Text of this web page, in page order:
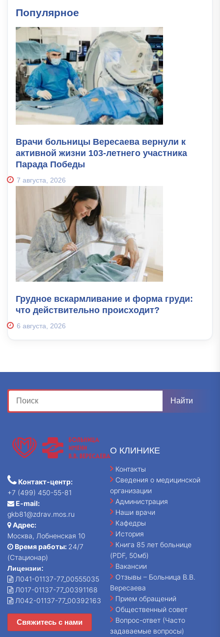
Популярное
Врачи больницы Вересаева вернули к
активной жизни 103-летнего участника
Парада Победы
7 августа, 2026
Грудное вскармливание и форма груди:
что действительно происходит?
6 августа, 2026
Контакт-центр:
+7 (499) 450-55-81
E-mail:
gkb81@zdrav.mos.ru
Адрес:
Москва, Лобненская 10
Время работы: 24/7
(Стационар)
Лицензии:
Л041-01137-77_00555035
Л017-01137-77_00391168
Л042-01137-77_00392163
Свяжитесь с нами
О КЛИНИКЕ
Контакты
Сведения о медицинской
организации
Администрация
Наши врачи
Кафедры
История
Книга 85 лет больнице
(PDF, 50мб)
Вакансии
Отзывы – Больница В.В.
Вересаева
Прием обращений
Общественный совет
Вопрос-ответ (Часто
задаваемые вопросы)